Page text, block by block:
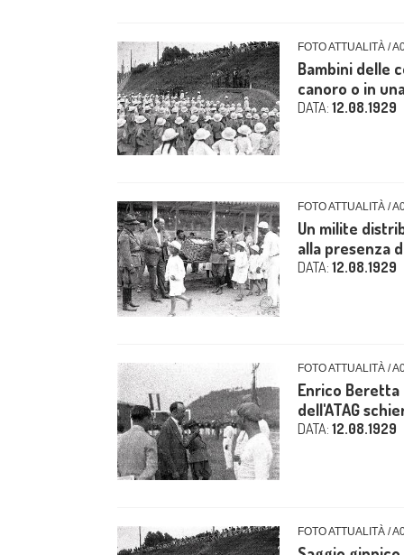
FOTO ATTUALITÀ /
Bambini delle
canoro o in
DATA: 12.08.1929
FOTO ATTUALITÀ /
Un milite
alla presenza
DATA: 12.08.1929
FOTO ATTUALITÀ /
Enrico
dell'ATAG
DATA: 12.08.1929
FOTO ATTUALITÀ /